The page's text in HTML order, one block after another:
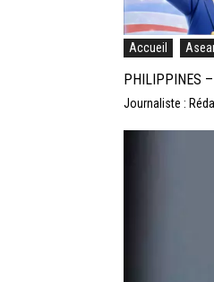
Accueil
PHILIPPINES
Journaliste :